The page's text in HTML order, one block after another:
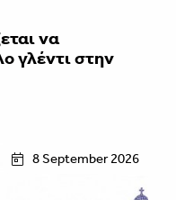
να
γλέντι στην
8 September 2026